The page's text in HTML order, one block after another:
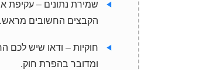
הקבצים החשובים מראש.
חוקיות – ודאו שיש לכם
ומדובר בהפרת חוק.